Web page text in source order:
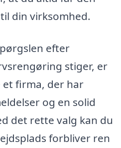
din virksomhed.
efter
stiger, er
firma, der har
og en solid
det rette valg kan du
forbliver ren